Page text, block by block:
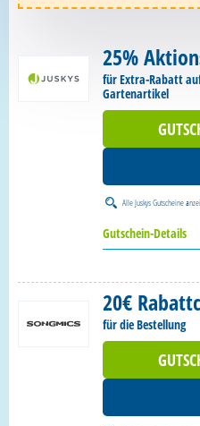
25%
für Extra-Rabatt
Gartenartikel
AlleJuskys Gutscheine
Gutschein-Details
20€
für die Bestellung